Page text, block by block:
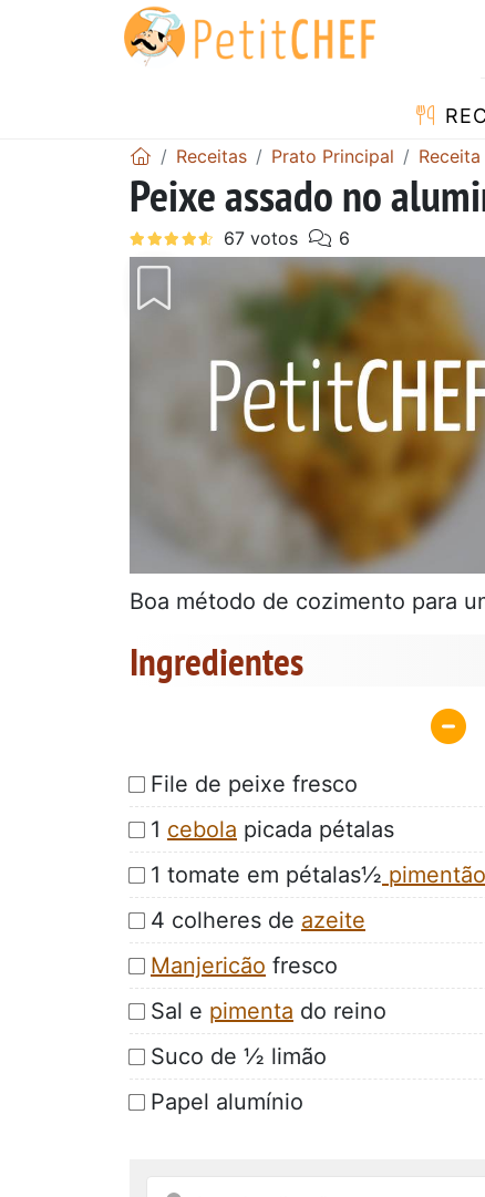
Receitas Prato Principal
Peixe assado no
Boa método de cozimento para
Ingredientes
File de peixe fresco
1 cebola picada pétalas
1 tomate em pétalas½ pimentão
4 colheres de azeite
Manjericão fresco
Sal e pimenta do reino
Suco de ½ limão
Papel alumínio